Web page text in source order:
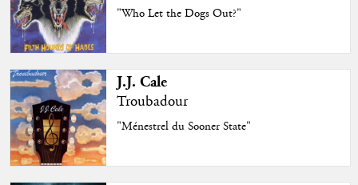
"Who Let the Dogs Out?"
J.J. Cale
Troubadour
"Ménestrel du Sooner State"